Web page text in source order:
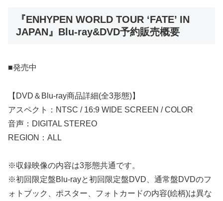
『ENHYPEN WORLD TOUR ‘FATE’ IN
JAPAN』Blu-ray&DVD予約販売概要
■発売中
【DVD＆Blu-ray商品詳細(全3形態)】
アスペクト：NTSC / 16:9 WIDE SCREEN / COLOR
音声：DIGITAL STEREO
REGION：ALL
※収録映像の内容は3形態共通です。
※初回限定盤Blu-rayと初回限定盤DVD、通常盤DVDのフ
ォトブック、ポスター、フォトカードの内容(絵柄)は異な